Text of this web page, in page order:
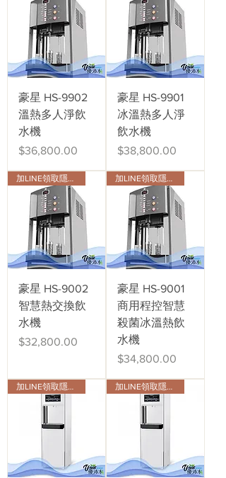
豪星 HS-9902
溫熱多人淨飲
水機
價格
$36,800.00
豪星 HS-9901
冰溫熱多人淨
飲水機
價格
$38,800.00
加LINE領取隱藏版會員折扣
豪星 HS-9002
智慧熱交換飲
水機
價格
$32,800.00
加LINE領取隱藏版會員折扣
豪星 HS-9001
商用程控智慧
殺菌冰溫熱飲
水機
價格
$34,800.00
加LINE領取隱藏版會員折扣 加LINE領取隱藏版會員折扣